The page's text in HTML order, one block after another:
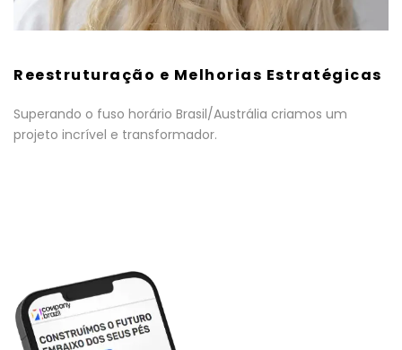
Reestruturação e Melhorias Estratégicas
Superando o fuso horário Brasil/Austrália criamos um
projeto incrível e transformador.